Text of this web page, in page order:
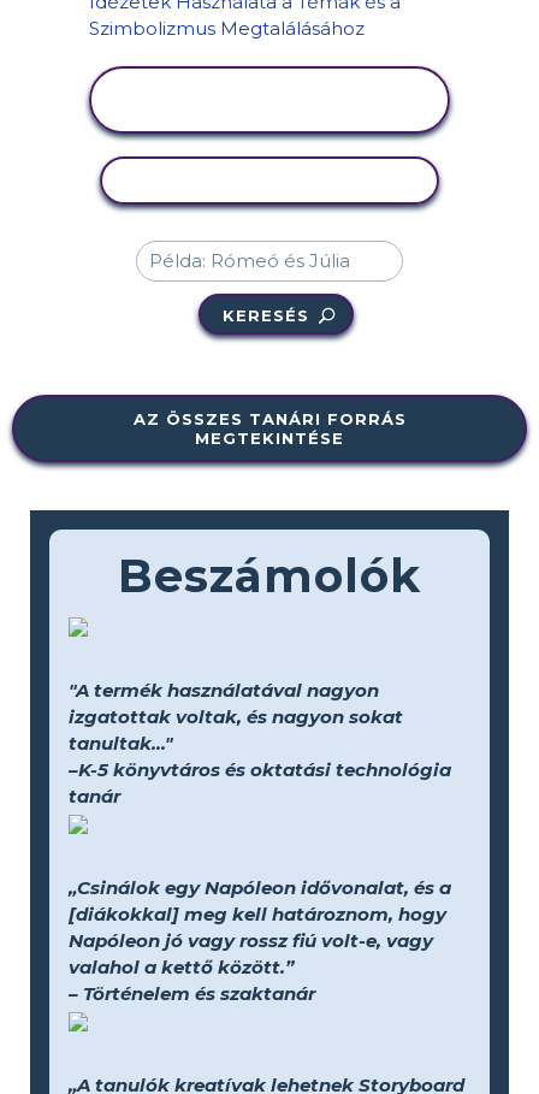
KERESÉS
AZ ÖSSZES TANÁRI FORRÁS
MEGTEKINTÉSE
Beszámolók
"A termék használatával nagyon
izgatottak voltak, és nagyon sokat
tanultak..."
–K-5 könyvtáros és oktatási technológia
tanár
„Csinálok egy Napóleon idővonalat, és a
[diákokkal] meg kell határoznom, hogy
Napóleon jó vagy rossz fiú volt-e, vagy
valahol a kettő között.”
– Történelem és szaktanár
„A tanulók kreatívak lehetnek Storyboard